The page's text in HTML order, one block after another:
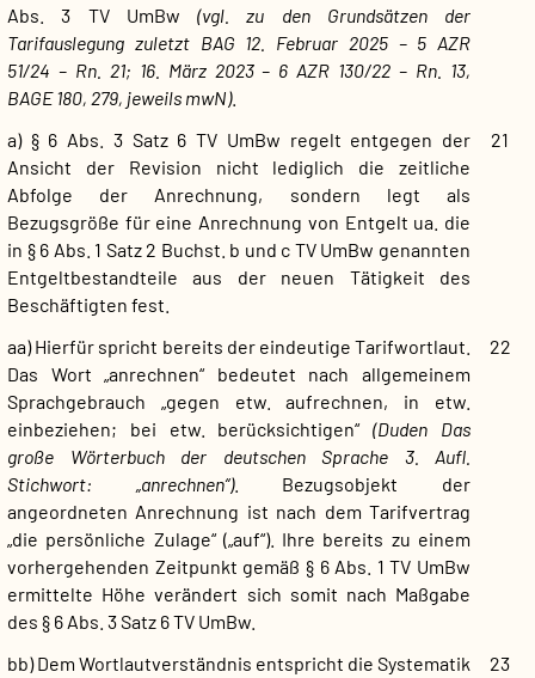
Abs. 3 TV UmBw
(vgl. zu den Grundsätzen der
Tarifauslegung zuletzt BAG 12. Februar 2025 – 5 AZR
51/24 – Rn. 21; 16. März 2023 – 6 AZR 130/22 – Rn. 13,
BAGE 180, 279, jeweils mwN).
21
a) § 6 Abs. 3 Satz 6 TV UmBw regelt entgegen der
Ansicht der Revision nicht lediglich die zeitliche
Abfolge der Anrechnung, sondern legt als
Bezugsgröße für eine Anrechnung von Entgelt ua. die
in § 6 Abs. 1 Satz 2 Buchst. b und c TV UmBw genannten
Entgeltbestandteile aus der neuen Tätigkeit des
Beschäftigten fest.
22
aa) Hierfür spricht bereits der eindeutige Tarifwortlaut.
Das Wort „anrechnen“ bedeutet nach allgemeinem
Sprachgebrauch „gegen etw. aufrechnen, in etw.
einbeziehen; bei etw. berücksichtigen“ (Duden Das
große Wörterbuch der deutschen Sprache 3. Aufl.
Stichwort: „anrechnen“). Bezugsobjekt der
angeordneten Anrechnung ist nach dem Tarifvertrag
„die persönliche Zulage“ („auf“). Ihre bereits zu einem
vorhergehenden Zeitpunkt gemäß § 6 Abs. 1 TV UmBw
ermittelte Höhe verändert sich somit nach Maßgabe
des § 6 Abs. 3 Satz 6 TV UmBw.
23
bb) Dem Wortlautverständnis entspricht die Systematik